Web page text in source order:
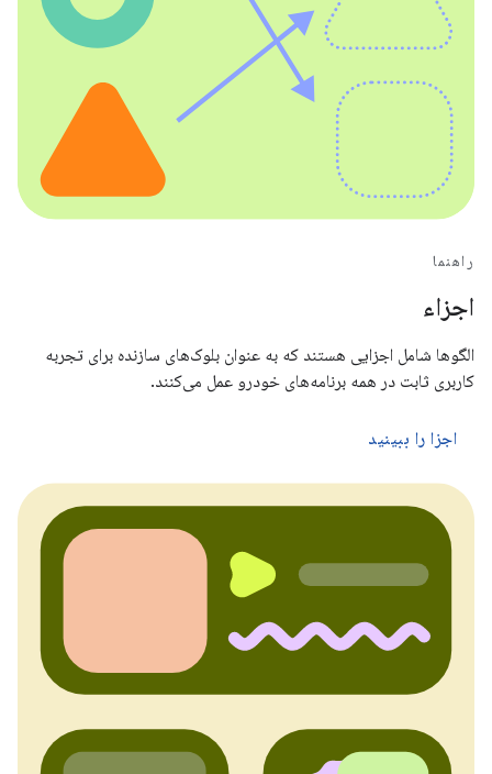
راهنما
اجزاء
الگوها شامل اجزایی هستند که به عنوان بلوک‌های سازنده برای تجربه
کاربری ثابت در همه برنامه‌های خودرو عمل می‌کنند.
اجزا را ببینید